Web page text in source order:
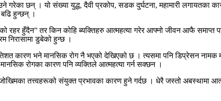
गरेका छन् । यो संख्या युद्ध, दैवी प्रकोप, सडक दुर्घटना, महामारी लगायतका
हुन्छन् ।
रहर हुँदैन” तर किन कोहि ब्यक्तिहरु आत्महत्या गरेर आफ्नो जीवन आफै
डुबेको हुन्छ ।
कारण भने मानसिक रोग नै भएको देखिएको छ । त्यसमा पनि डिप्रेसन
रोगका कारण पनि व्यक्तिले आत्महत्या गर्न सक्छन ।
तत्त्वहरूको संयुक्त प्रभावका कारण हुने गर्दछ । धेरै जस्तो अबस्थामा